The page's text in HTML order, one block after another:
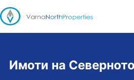
Имоти на